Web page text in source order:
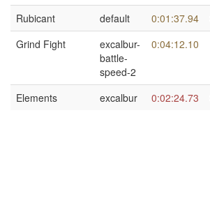
Rubicant
default 0:01:37.94
Grind Fight
excalbur-
battle-
speed-2
0:04:12.10
Elements excalbur 0:02:24.73